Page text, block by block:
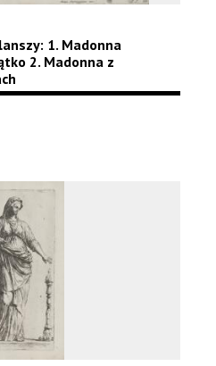
1. Madonna
2. Madonna z